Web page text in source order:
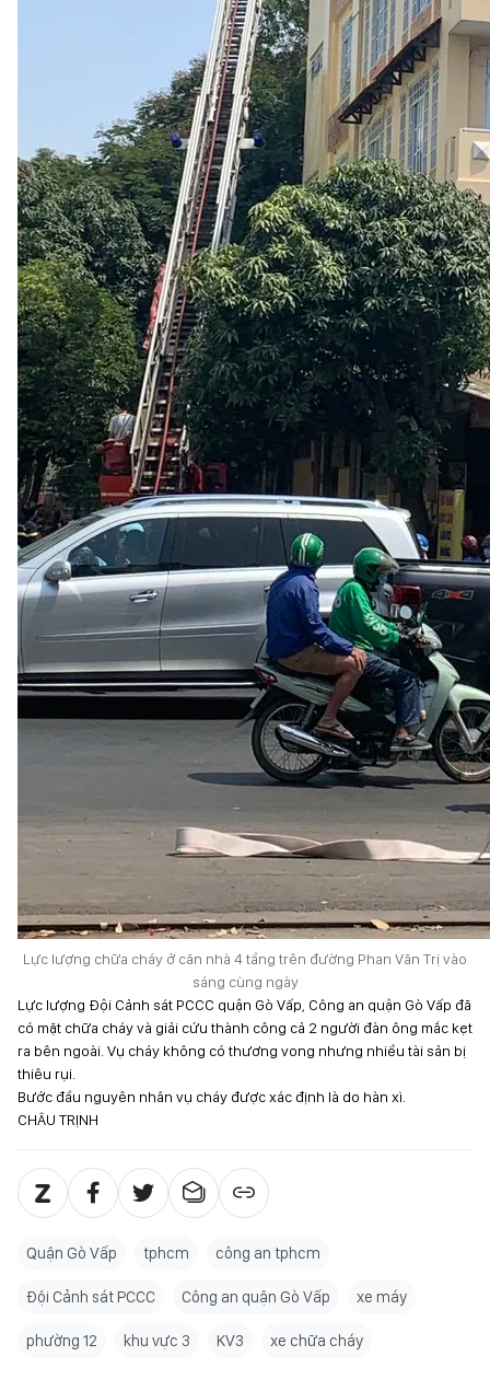
Lực lượng chữa cháy ở căn nhà 4 tầng trên đường Phan Văn Trị vào
sáng cùng ngày
Lực lượng Đội Cảnh sát PCCC quận Gò Vấp, Công an quận Gò Vấp đã
có mặt chữa cháy và giải cứu thành công cả 2 người đàn ông mắc kẹt
ra bên ngoài. Vụ cháy không có thương vong nhưng nhiều tài sản bị
thiêu rụi.
Bước đầu nguyên nhân vụ cháy được xác định là do hàn xì.
CHÂU TRỊNH
Quận Gò Vấp tphcm công an tphcm
Đội Cảnh sát PCCC Công an quận Gò Vấp xe máy
phường 12 khu vực 3 KV3 xe chữa cháy